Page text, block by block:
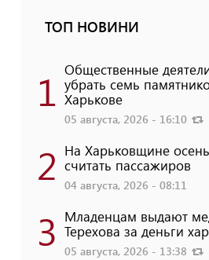
ТОП НОВИНИ
1 Общественные
убрать семь
Харькове
05 августа, 2026 - 16:10
2 На Харьковщине
считать пассажиров
04 августа, 2026 - 08:11
3 Младенцам выдают
Терехова за деньги
05 августа, 2026 - 13:38